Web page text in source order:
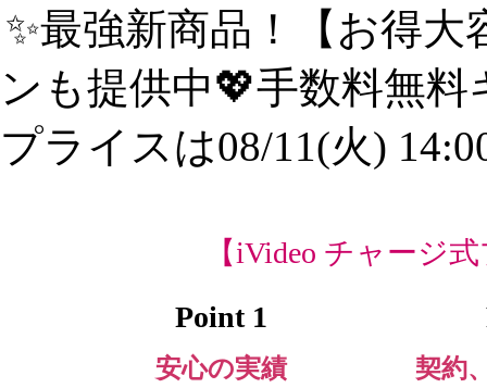
✨️最強新商品！【お得
ンも提供中💖手数料無
プライスは08/11(火)
【iVideo チャージ
Point 1
安心の実績
契約